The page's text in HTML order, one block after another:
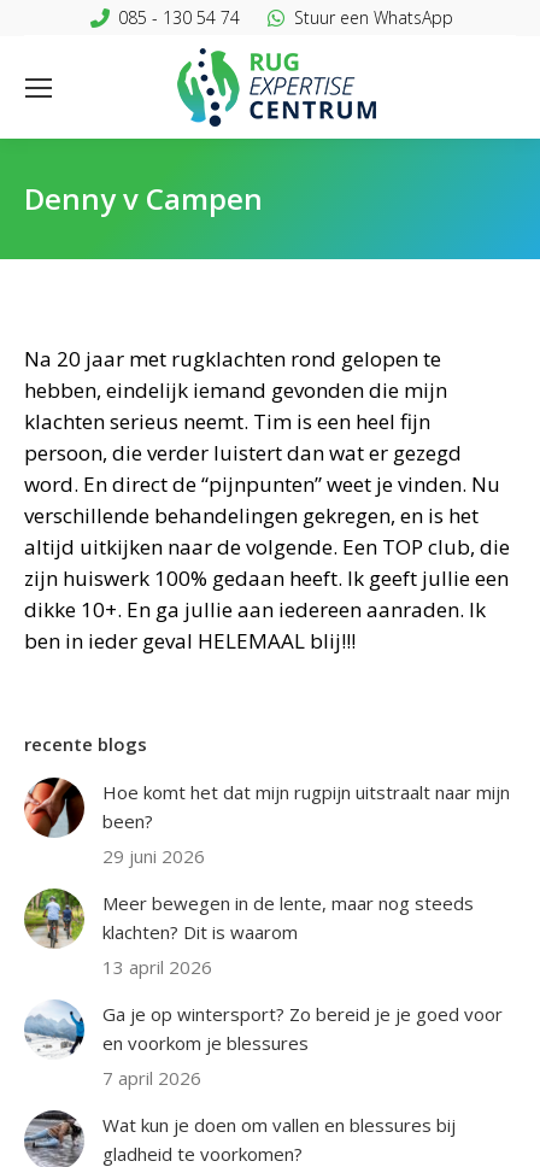
085 - 130 54 74 Stuur een WhatsApp
Denny v Campen
Na 20 jaar met rugklachten rond gelopen te
hebben, eindelijk iemand gevonden die mijn
klachten serieus neemt. Tim is een heel fijn
persoon, die verder luistert dan wat er gezegd
word. En direct de “pijnpunten” weet je vinden. Nu
verschillende behandelingen gekregen, en is het
altijd uitkijken naar de volgende. Een TOP club, die
zijn huiswerk 100% gedaan heeft. Ik geeft jullie een
dikke 10+. En ga jullie aan iedereen aanraden. Ik
ben in ieder geval HELEMAAL blij!!!
recente blogs
Hoe komt het dat mijn rugpijn uitstraalt naar mijn
been?
29 juni 2026
Meer bewegen in de lente, maar nog steeds
klachten? Dit is waarom
13 april 2026
Ga je op wintersport? Zo bereid je je goed voor
en voorkom je blessures
7 april 2026
Wat kun je doen om vallen en blessures bij
gladheid te voorkomen?